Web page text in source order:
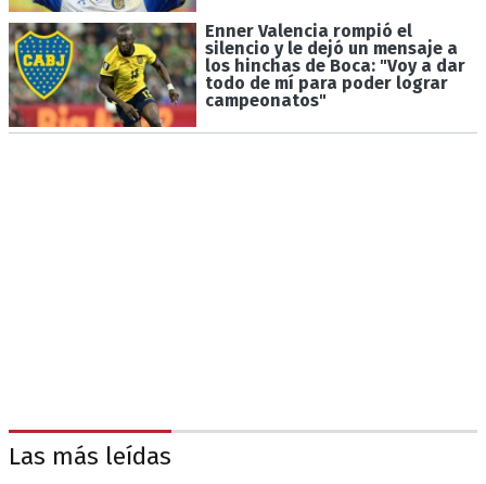
Enner Valencia rompió el
silencio y le dejó un mensaje a
los hinchas de Boca: "Voy a dar
todo de mí para poder lograr
campeonatos"
Las más leídas